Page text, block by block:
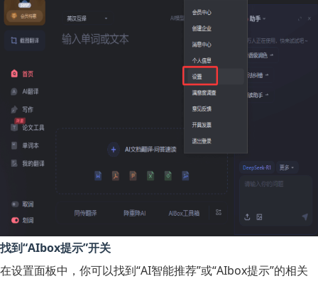
找到“AIbox提示”开关
在设置面板中，你可以找到“AI智能推荐”或“AIbox提示”的相关